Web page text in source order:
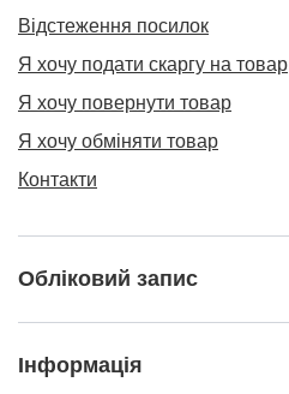
Відстеження посилок
Я хочу подати скаргу на товар
Я хочу повернути товар
Я хочу обміняти товар
Контакти
Обліковий запис
Інформація